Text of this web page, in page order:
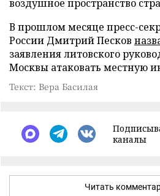
воздушное пространство
В прошлом месяце пресс-
России Дмитрий Песков
заявления литовского
Москвы атаковать местную
Текст: Вера Басилая
каналы
Читать